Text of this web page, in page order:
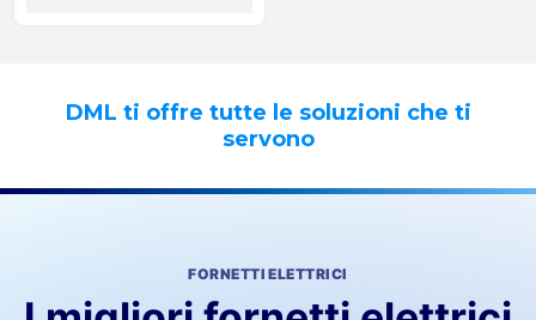
DML ti offre tutte le soluzioni che ti
servono
FORNETTI ELETTRICI